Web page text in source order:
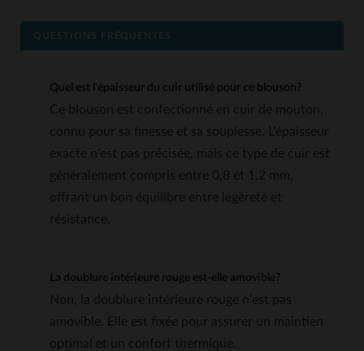
QUESTIONS FRÉQUENTES
Quel est l'épaisseur du cuir utilisé pour ce blouson?
Ce blouson est confectionné en cuir de mouton,
connu pour sa finesse et sa souplesse. L'épaisseur
exacte n'est pas précisée, mais ce type de cuir est
généralement compris entre 0,8 et 1,2 mm,
offrant un bon équilibre entre légèreté et
résistance.
La doublure intérieure rouge est-elle amovible?
Non, la doublure intérieure rouge n'est pas
amovible. Elle est fixée pour assurer un maintien
optimal et un confort thermique.